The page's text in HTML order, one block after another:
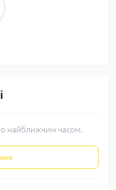
найближчим часом.